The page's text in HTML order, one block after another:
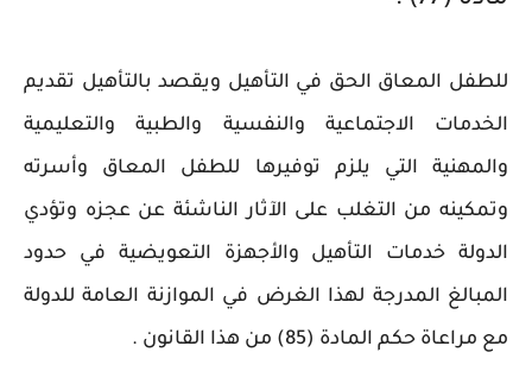
للطفل المعاق الحق في التأهيل ويقصد بالتأهيل تقديم
الخدمات الاجتماعية والنفسية والطبية والتعليمية
والمهنية التي يلزم توفيرها للطفل المعاق وأسرته
وتمكينه من التغلب على الآثار الناشئة عن عجزه وتؤدي
الدولة خدمات التأهيل والأجهزة التعويضية في حدود
المبالغ المدرجة لهذا الغرض في الموازنة العامة للدولة
مع مراعاة حكم المادة (85) من هذا القانون .